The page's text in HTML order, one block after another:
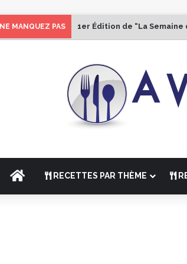
NE MANQUEZ PAS 1er Édition de “La
ACCUEILRECETTES PAR THÈME